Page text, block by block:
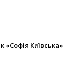
«Софія Київська»